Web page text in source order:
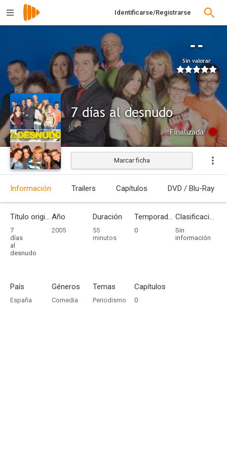
Identificarse/Registrarse
--
Sin valorar
7 días al desnudo
Finalizada
Marcar ficha
Información Trailers Capítulos DVD / Blu-Ray
Título original
7
días
al
desnudo
Año
2005
Duración
55
minutos
Temporadas
0
Clasificación por edades
Sin
información
País
España
Géneros
Comedia
Temas
Periodismo
Capítulos
0